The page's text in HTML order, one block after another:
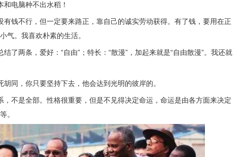
电脑种不出水稻！
有钱不行，但一定要来路正，靠自己的诚实劳动获得。有了钱，要用在正
气。我喜欢朴素的生活。
了两条，爱好：“自由”；特长：“散漫”，加起来就是“自由散漫”。我还就
同，你只要坚持下去，他会达到光明的彼岸的。
，不是全部。性格很重要，但是不见得决定命运，命运是由各方面来决定
。